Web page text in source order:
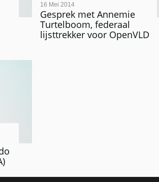
Gesprek met Annemie
Turtelboom, federaal
lijsttrekker voor OpenVLD
16 Mei 2014